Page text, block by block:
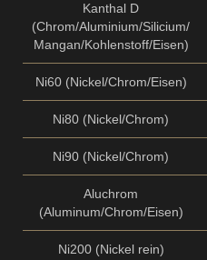
Kanthal D
(Chrom/Aluminium/Silicium/
Mangan/Kohlenstoff/Eisen)
Ni60 (Nickel/Chrom/Eisen)
Ni80 (Nickel/Chrom)
Ni90 (Nickel/Chrom)
Aluchrom
(Aluminum/Chrom/Eisen)
Ni200 (Nickel rein)